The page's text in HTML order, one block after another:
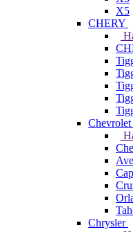
X5
CHERY
Chevrolet
Chrysler